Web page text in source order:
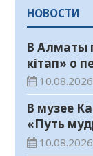
НОВОСТИ
В Алматы
кітап» о
Абая
10.08.2026
В музее
«Путь
10.08.2026